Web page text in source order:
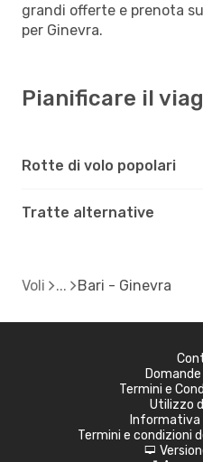
grandi offerte e prenota
per Ginevra.
Pianificare il
Rotte di volo popolari
Tratte alternative
Voli Bari - Ginevra
Termini e
Utilizzo
Informativa
Termini e condizioni
d